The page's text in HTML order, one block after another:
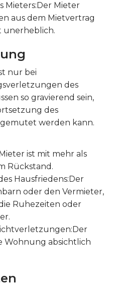
Mieters:Der Mieter
aus dem Mietvertrag
unerheblich.
nur bei
des
so gravierend sein,
des
werden kann.
ist mit mehr als
Rückstand.
Hausfriedens:Der
oder den Vermieter,
Ruhezeiten oder
Wohnung absichtlich